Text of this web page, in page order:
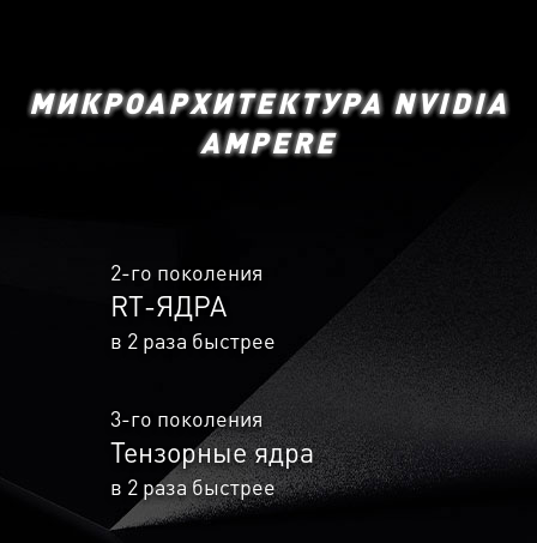
МИКРОАРХИТЕКТУРА NVIDIA
AMPERE
2-го поколения
RT-ЯДРА
в 2 раза быстрее
3-го поколения
Тензорные ядра
в 2 раза быстрее